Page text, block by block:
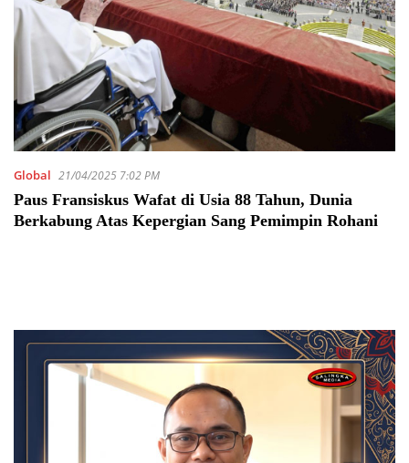
Global 21/04/2025 7:02 PM
Paus Fransiskus Wafat di Usia 88 Tahun, Dunia
Berkabung Atas Kepergian Sang Pemimpin Rohani